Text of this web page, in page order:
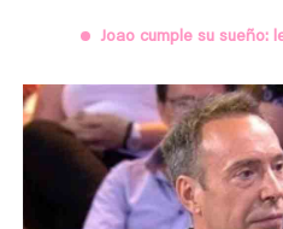
Joao cumple su sueño: